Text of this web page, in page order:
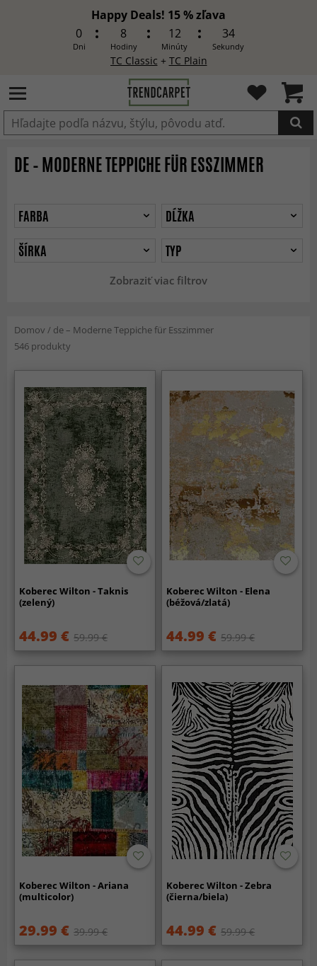
Happy Deals! 15 % zľava
0
Dni
8
Hodiny
12
Minúty
31
Sekundy
TC Classic + TC Plain
Produkt bol pridaný do košíka
DE – MODERNE TEPPICHE FÜR ESSZIMMER
Zobraziť viac filtrov
FARBA
DĹŽKA
ŠÍRKA
TYP
Domov / de – Moderne Teppiche für Esszimmer
546 produkty
Koberec Wilton - Taknis
(zelený)
44.99 € 59.99 €
Koberec Wilton - Elena
(béžová/zlatá)
44.99 € 59.99 €
Koberec Wilton - Ariana
(multicolor)
29.99 € 39.99 €
Koberec Wilton - Zebra
(čierna/biela)
44.99 € 59.99 €